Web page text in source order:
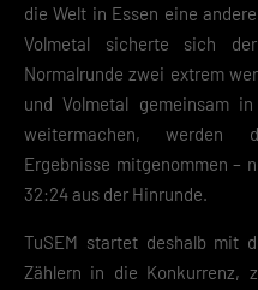
die Welt in Essen eine
Volmetal sicherte sich
Normalrunde zwei extrem
und Volmetal gemeinsam
weitermachen, werden
Ergebnisse mitgenommen –
32:24 aus der Hinrunde.
TuSEM startet deshalb mit
Zählern in die Konkurrenz,
Mit dem Klick auf „Verstanden“
Cookies einverstanden. Wir
Zustimmung zur Cookie-
Wenn du unter 16 Jahre alt bist
Diensten geben möchtest,
Hier finden Sie eine Übersicht
Informationen anzeigen lassen
auswählen.